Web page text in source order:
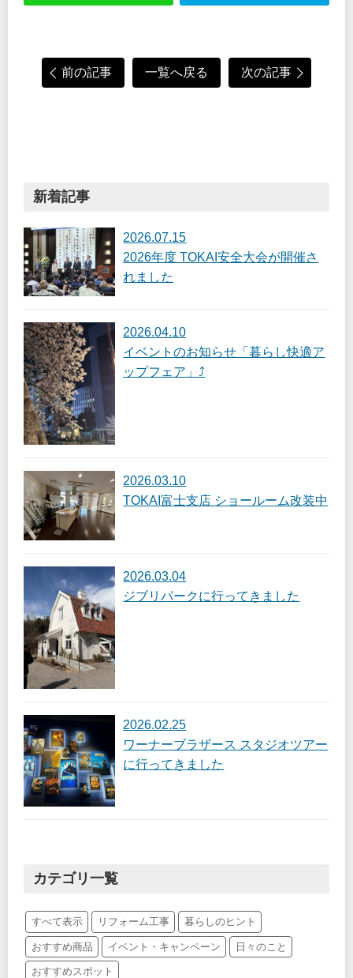
前の記事 一覧へ戻る 次の記事
新着記事
2026.07.15
2026年度 TOKAI安全大会が開催さ
れました
2026.04.10
イベントのお知らせ「暮らし快適ア
ップフェア」⤴
2026.03.10
TOKAI富士支店 ショールーム改装中
2026.03.04
ジブリパークに行ってきました
2026.02.25
ワーナーブラザース スタジオツアー
に行ってきました
カテゴリ一覧
すべて表示 リフォーム工事 暮らしのヒント
おすすめ商品 イベント・キャンペーン 日々のこと
おすすめスポット